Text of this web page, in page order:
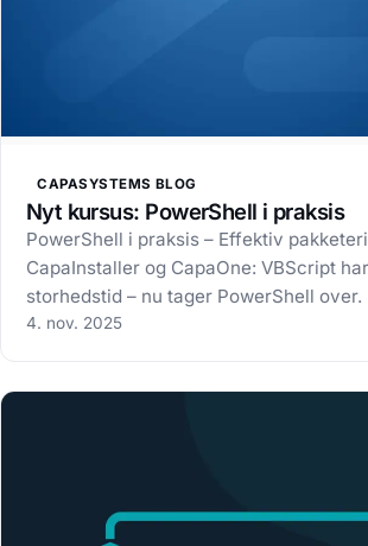
CAPASYSTEMS BLOG
Nyt kursus: PowerShell i praksis
PowerShell i praksis – Effektiv
CapaInstaller og CapaOne: VBScript
storhedstid – nu tager PowerShell over.
plads allerede nu. Hos CapaSystems
4. nov. 2025